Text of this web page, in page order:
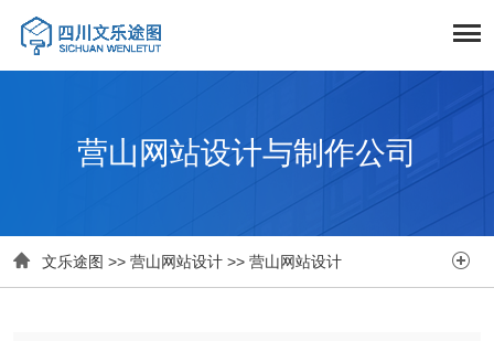
营山网站设计与制作公司
 文乐途图 >> 营山网站设计 >> 营山网站设计 